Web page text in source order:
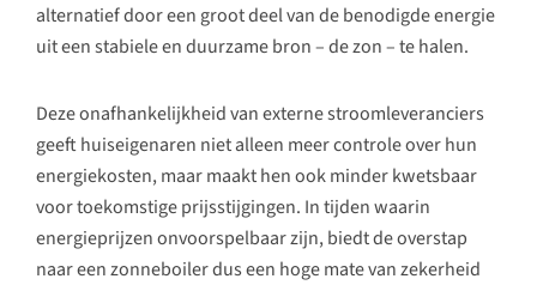
alternatief door een groot deel van de benodigde energie
uit een stabiele en duurzame bron – de zon – te halen.
Deze onafhankelijkheid van externe stroomleveranciers
geeft huiseigenaren niet alleen meer controle over hun
energiekosten, maar maakt hen ook minder kwetsbaar
voor toekomstige prijsstijgingen. In tijden waarin
energieprijzen onvoorspelbaar zijn, biedt de overstap
naar een zonneboiler dus een hoge mate van zekerheid